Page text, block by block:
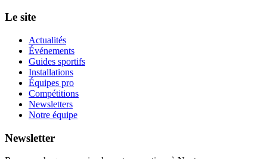
Le site
Actualités
Événements
Guides sportifs
Installations
Équipes pro
Compétitions
Newsletters
Notre équipe
Newsletter